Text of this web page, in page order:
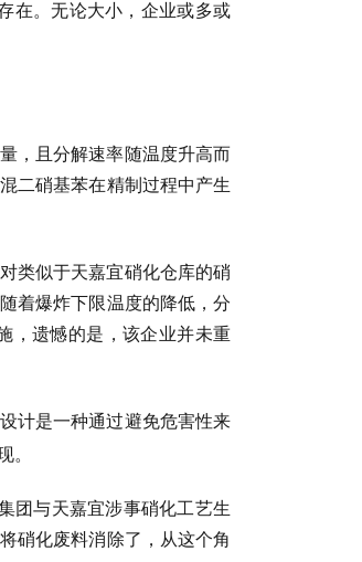
在。无论大小，企业或多或
，且分解速率随温度升高而
二硝基苯在精制过程中产生
类似于天嘉宜硝化仓库的硝
着爆炸下限温度的降低，分
，遗憾的是，该企业并未重
计是一种通过避免危害性来
。
团与天嘉宜涉事硝化工艺生
硝化废料消除了，从这个角